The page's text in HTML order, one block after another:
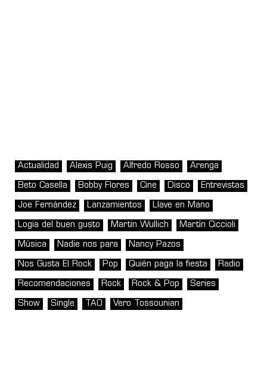
Actualidad Alexis Puig Alfredo Rosso Arenga
Beto Casella Bobby Flores Cine Disco Entrevistas
Joe Fernández Lanzamientos Llave en Mano
Logia del buen gusto Martin Wullich Martín Ciccioli
Música Nadie nos para Nancy Pazos
Nos Gusta El Rock Pop Quién paga la fiesta Radio
Recomendaciones Rock Rock & Pop Series
Show Single TAO Vero Tossounian